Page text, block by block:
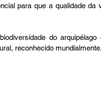
para que a qualidade da
do arquipélago
reconhecido mundialmente.